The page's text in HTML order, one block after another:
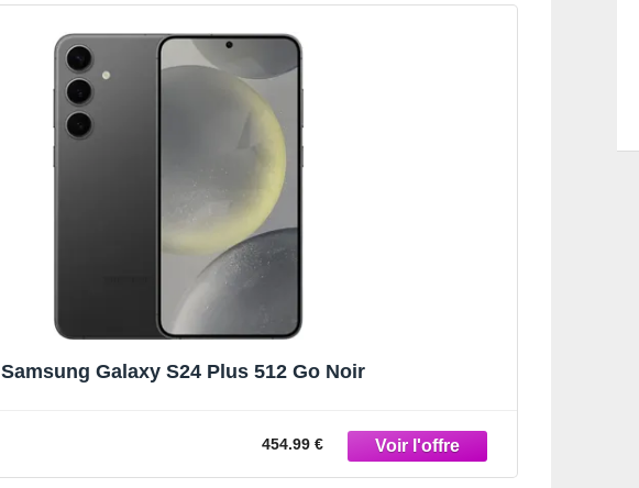
Samsung Galaxy S24 Plus 512 Go Noir
454.99 €